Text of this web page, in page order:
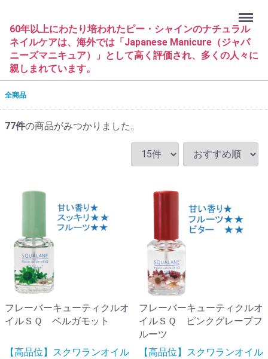
60年以上にわたり培われたピー・シャインのナチュラル
ネイルケアは、海外では「Japanese Manicure（ジャパ
ニーズマニキュア）」として高く評価され、多くの人々に
親しまれています。
Menu
全商品
77件の商品がみつかりました。
フレーバーキューティクルオ
イルＳＱ ベルガモット
【高品位】スクワランオイル
フレーバーキューティクルオ
イルＳＱ ピンクグレープフ
ルーツ
【高品位】スクワランオイル